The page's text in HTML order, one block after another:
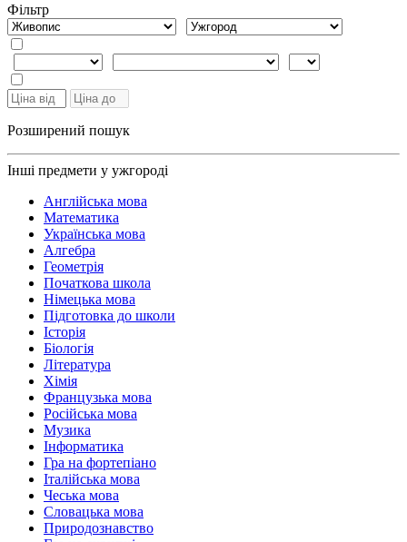
Фiльтр
Розширений пошук
Інші предмети у ужгороді
Англійська мова
Математика
Українська мова
Алгебра
Геометрія
Початкова школа
Німецька мова
Підготовка до школи
Історія
Біологія
Література
Хімія
Французька мова
Російська мова
Музика
Інформатика
Гра на фортепіано
Італійська мова
Чеська мова
Словацька мова
Природознавство